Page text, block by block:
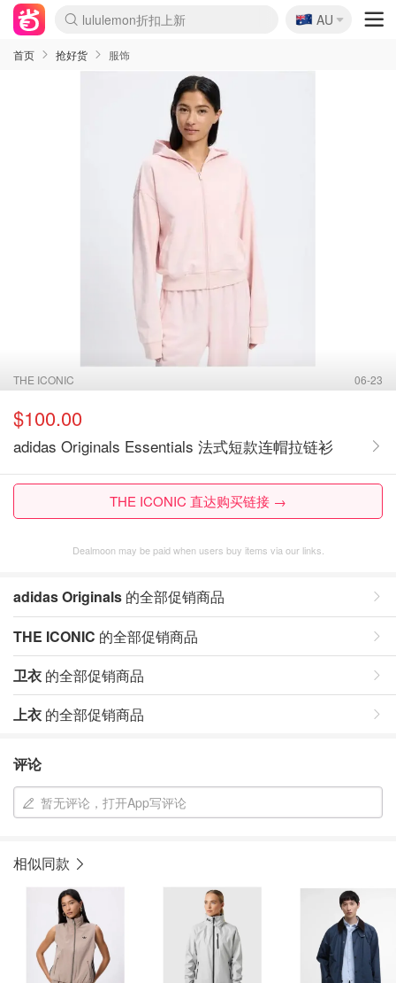
lululemon折扣上新
SSENSE年中3折
FreshBeauty好价汇总
Cettire降价+叠9折
WWS Coles超市实拍
viagogo二手票捡漏
Myer超级周末1折
The Outnet奢牌1折起
David Jones 3折起
Flannels大牌1折
Perfumes Club护肤1折
AMIRO返校季6.2折
Amazon折扣汇总
eToro入金$200送$50
Amazon数码好物
ICONIC本周7.5折
ThedoubleF高奢地板价
Moose Knuckles 6折
丝芙兰5折起
EUFY官网3.7折起
Selenichast首饰2折
Trip机票酒店促销
YSL送5件彩妆礼
Amazon家居好物
Amazon美妆护肤
雅漾大喷$8
过敏原检测盒$33
伊索独家赠50ml沐浴露
科颜氏清仓3折
SEALIFE海洋馆门票6折
丝塔芙大白罐$16
订阅Newsletter送香薰
Cult Beauty 6.8折
Harrods圣诞日历2.3折
LN-CC奢牌私促3折
d'Alba空姐喷雾$16
EVE LOM套装逆天2折
Bernardelli独家4折
Adore Beauty 6折起
CT圣诞日历
Mytheresa奢品2.7折
Luxury Escapes 9折
Currentbody美容仪9折
MOON Garden Live
Roborock扫地机3.7折
Tingo Life水杯$24
Valentino官网5折
CR洗发护发6.3折
修丽可套装7.4折
Myer彩妆2件7折
GANNI官网4.5折
Stylevana韩妆4折
Tessabit高奢8.5折
OGX洗护4折
Amazon阿德莱德次日达
卡诗8.5折+赠礼
Philips Hue灯具8折
🇦🇺
AU
首页 抢好货 服饰
THE ICONIC 06-23
$100.00
adidas Originals Essentials 法式短款连帽拉链衫
THE ICONIC 直达购买链接 →
Dealmoon may be paid when users buy items via our links.
adidas Originals 的全部促销商品
THE ICONIC 的全部促销商品
卫衣 的全部促销商品
上衣 的全部促销商品
评论
暂无评论，打开App写评论
相似同款